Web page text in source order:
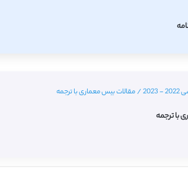
/مقالات بیس معماری با ترجمه
با ترجمه